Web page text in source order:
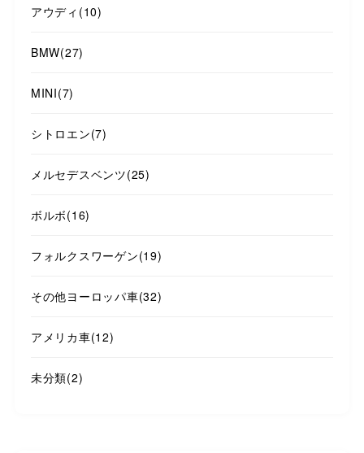
アウディ (10)
BMW(27)
MINI(7)
シトロエン(7)
メルセデスベンツ(25)
ボルボ(16)
フォルクスワーゲン(19)
その他ヨーロッパ車(32)
アメリカ車(12)
未分類(2)